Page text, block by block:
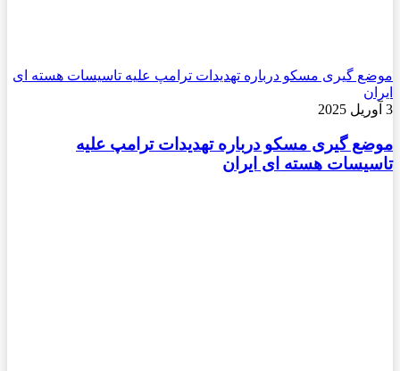
موضع گیری مسکو درباره تهدیدات ترامپ علیه تاسیسات هسته ای
ایران
3 آوریل 2025
موضع گیری مسکو درباره تهدیدات ترامپ علیه
تاسیسات هسته ای ایران